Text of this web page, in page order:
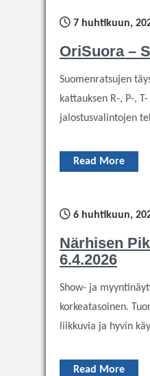
7 huhtikuun,
OriSuora –
Suomenratsujen
kattauksen R-, P-,
jalostusvalintojen
Read More
6 huhtikuun,
Närhisen
6.4.2026
Show- ja
korkeatasoinen.
liikkuvia ja hyvin
Read More